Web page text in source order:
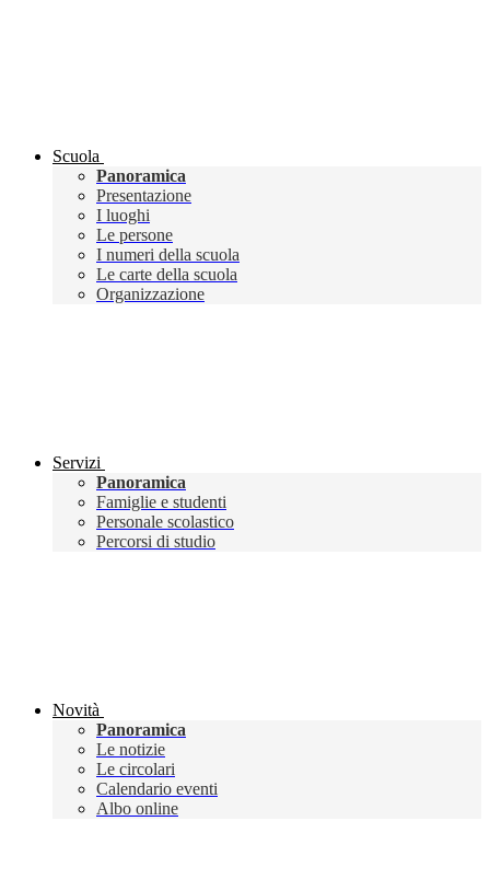
Scuola
Panoramica
Presentazione
I luoghi
Le persone
I numeri della scuola
Le carte della scuola
Organizzazione
Servizi
Panoramica
Famiglie e studenti
Personale scolastico
Percorsi di studio
Novità
Panoramica
Le notizie
Le circolari
Calendario eventi
Albo online